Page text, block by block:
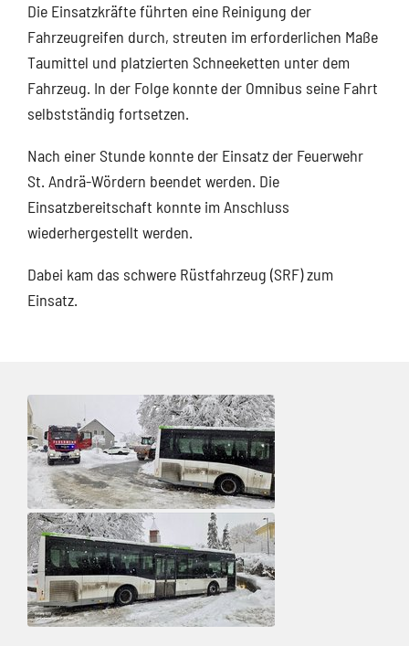
Die Einsatzkräfte führten eine Reinigung der
Fahrzeugreifen durch, streuten im erforderlichen Maße
Taumittel und platzierten Schneeketten unter dem
Fahrzeug. In der Folge konnte der Omnibus seine Fahrt
selbstständig fortsetzen.
Nach einer Stunde konnte der Einsatz der Feuerwehr
St. Andrä-Wördern beendet werden. Die
Einsatzbereitschaft konnte im Anschluss
wiederhergestellt werden.
Dabei kam das schwere Rüstfahrzeug (SRF) zum
Einsatz.